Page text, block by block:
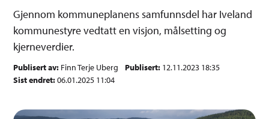
Gjennom kommuneplanens samfunnsdel har Iveland
kommunestyre vedtatt en visjon, målsetting og
kjerneverdier.
Publisert av Finn Terje Uberg Publisert 12.11.2023 18:35
Sist endret 06.01.2025 11:04